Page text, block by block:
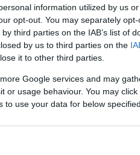
information utilized by us
opt-out. You may separately
third parties on the IAB’s list of
by us to third parties on the
it to other third parties.
Google services and may
or usage behaviour. You may
use your data for below
με τον
μερική
τις